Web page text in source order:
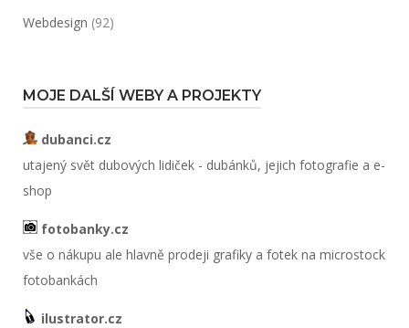
Webdesign (92)
MOJE DALŠÍ WEBY A PROJEKTY
dubanci.cz
utajený svět dubových lidiček - dubánků, jejich fotografie a e-
shop
fotobanky.cz
vše o nákupu ale hlavně prodeji grafiky a fotek na microstock
fotobankách
ilustrator.cz